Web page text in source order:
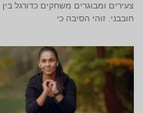
צעירים ומבוגרים משחקים כדורגל
חובבני. זוהי הסיבה כי